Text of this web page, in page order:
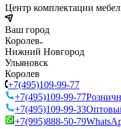
Центр комплектации
Ваш город
Королев
Нижний Новгород
Ульяновск
Королев
+7(495)109-99-77
+7(495)109-99-77
+7(495)109-99-33
+7(995)888-50-79